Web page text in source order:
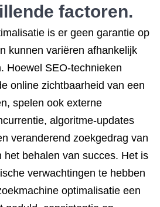
factoren.
is er geen garantie op
kunnen variëren afhankelijk
Hoewel SEO-technieken
online zichtbaarheid van een
spelen ook externe
algoritme-updates
veranderend zoekgedrag van
het behalen van succes. Het is
verwachtingen te hebben
optimalisatie een